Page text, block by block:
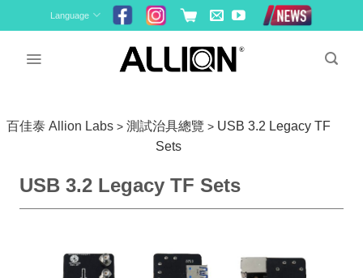
to
Language
百佳泰 Allion Labs >測試治具總覽 > USB 3.2 Legacy TF
Sets
USB 3.2 Legacy TF Sets